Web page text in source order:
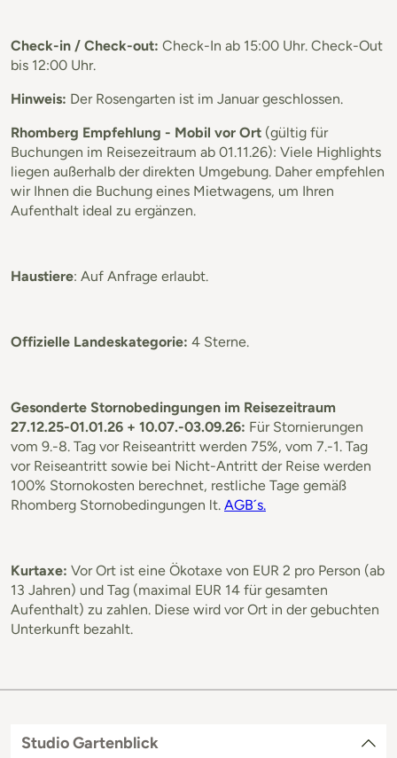
Check-in / Check-out: Check-In ab 15:00 Uhr. Check-Out
bis 12:00 Uhr.
Hinweis: Der Rosengarten ist im Januar geschlossen.
Rhomberg Empfehlung - Mobil vor Ort (gültig für
Buchungen im Reisezeitraum ab 01.11.26): Viele Highlights
liegen außerhalb der direkten Umgebung. Daher empfehlen
wir Ihnen die Buchung eines Mietwagens, um Ihren
Aufenthalt ideal zu ergänzen.
Haustiere: Auf Anfrage erlaubt.
Offizielle Landeskategorie: 4 Sterne.
Gesonderte Stornobedingungen im Reisezeitraum
27.12.25-01.01.26 + 10.07.-03.09.26: Für Stornierungen
vom 9.-8. Tag vor Reiseantritt werden 75%, vom 7.-1. Tag
vor Reiseantritt sowie bei Nicht-Antritt der Reise werden
100% Stornokosten berechnet, restliche Tage gemäß
Rhomberg Stornobedingungen lt. AGB´s.
Kurtaxe: Vor Ort ist eine Ökotaxe von EUR 2 pro Person (ab
13 Jahren) und Tag (maximal EUR 14 für gesamten
Aufenthalt) zu zahlen. Diese wird vor Ort in der gebuchten
Unterkunft bezahlt.
Studio Gartenblick